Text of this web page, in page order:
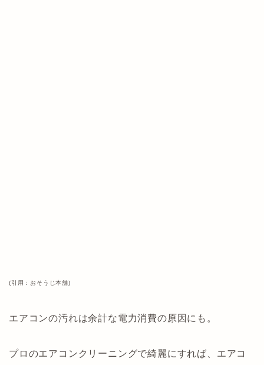
(引用：おそうじ本舗)
エアコンの汚れは余計な電力消費の原因にも。
プロのエアコンクリーニングで綺麗にすれば、エアコ